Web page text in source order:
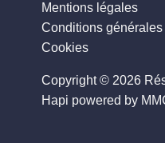
Mentions légales
Conditions générales
Cookies
Copyright © 2026
Hapi powered by